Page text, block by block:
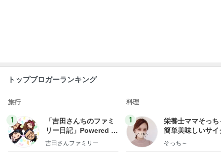
トップブロガーランキング
旅行
1
「吉田さんちのファミ
リー日記」Powered b
y Ameba 吉田さんファ
吉田さんファミリー
料理
1
栄養士ママそっち
簡単美味しいサイ
献立
そっち～